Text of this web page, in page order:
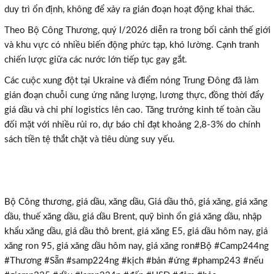
duy trì ổn định, không để xảy ra gián đoạn hoạt động khai thác.
Theo Bộ Công Thương, quý I/2026 diễn ra trong bối cảnh thế giới
và khu vực có nhiều biến động phức tạp, khó lường. Cạnh tranh
chiến lược giữa các nước lớn tiếp tục gay gắt.
Các cuộc xung đột tại Ukraine và điểm nóng Trung Đông đã làm
gián đoạn chuỗi cung ứng năng lượng, lương thực, đồng thời đẩy
giá dầu và chi phí logistics lên cao. Tăng trưởng kinh tế toàn cầu
đối mặt với nhiều rủi ro, dự báo chỉ đạt khoảng 2,8-3% do chính
sách tiền tệ thắt chặt và tiêu dùng suy yếu.
Bộ Công thương, giá dầu, xăng dầu, Giá dầu thô, giá xăng, giá xăng
dầu, thuế xăng dầu, giá dầu Brent, quỹ bình ổn giá xăng dầu, nhập
khẩu xăng dầu, giá dầu thô brent, giá xăng E5, giá dầu hôm nay, giá
xăng ron 95, giá xăng dầu hôm nay, giá xăng ron#Bộ #Camp244ng
#Thương #Sẵn #samp224ng #kịch #bản #ứng #phamp243 #nếu